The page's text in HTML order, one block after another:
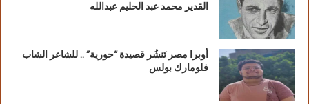
القدير محمد عبد الحليم عبدالله
أوبرا مصر تَنشُر قصيدة “حورية” .. للشاعر الشاب
فلومارك بولس